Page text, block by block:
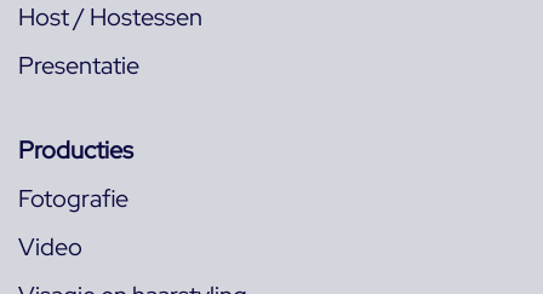
Host / Hostessen
Presentatie
Producties
Fotografie
Video